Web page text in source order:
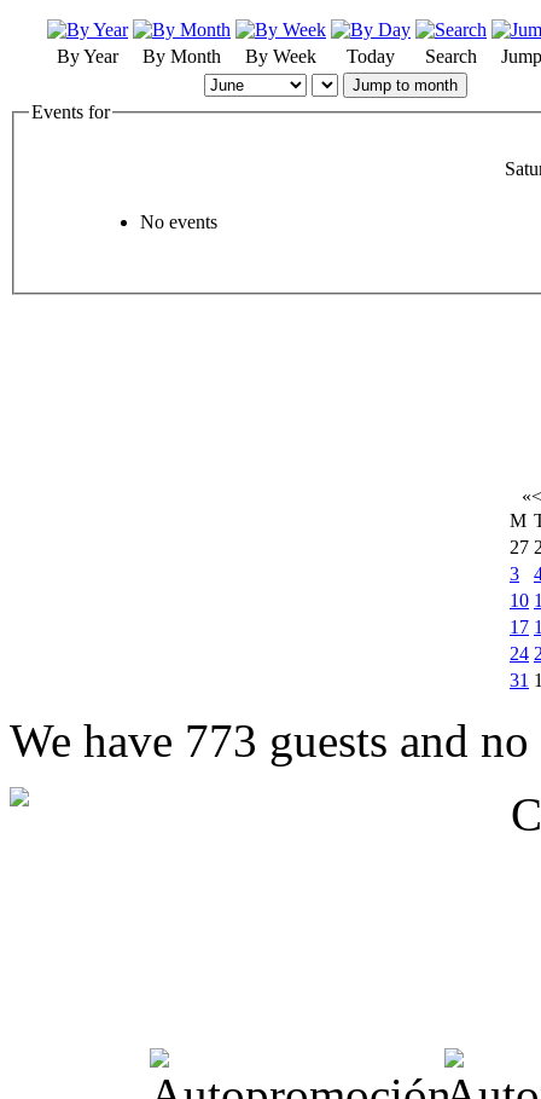
By Year By Month By Week Today Search
Jump to month
Events for
No events
«<
M
27
3
10
17
24
31
We have 773 guests and